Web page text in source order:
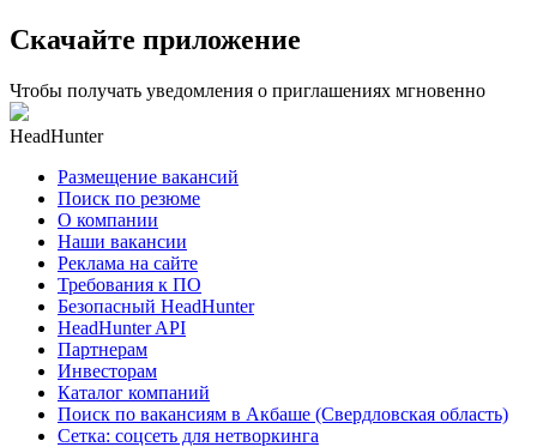
Скачайте приложение
Чтобы получать уведомления о приглашениях мгновенно
HeadHunter
Размещение вакансий
Поиск по резюме
О компании
Наши вакансии
Реклама на сайте
Требования к ПО
Безопасный HeadHunter
HeadHunter API
Партнерам
Инвесторам
Каталог компаний
Поиск по вакансиям в Акбаше (Свердловская область)
Сетка: соцсеть для нетворкинга